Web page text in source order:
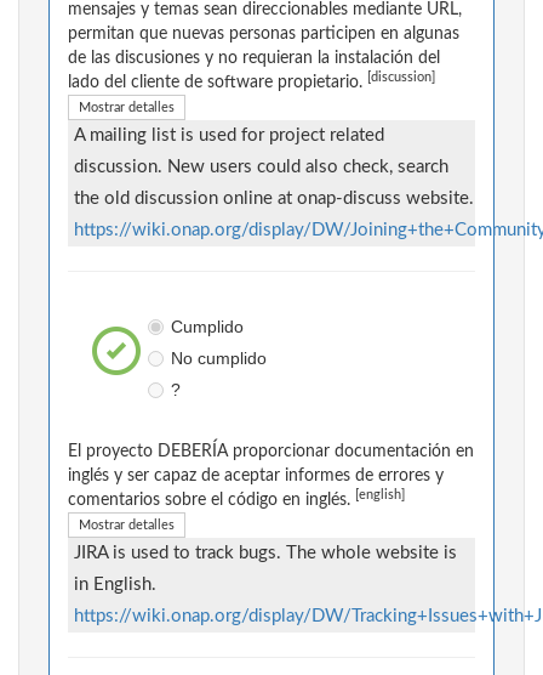
mensajes y temas sean direccionables mediante URL,
permitan que nuevas personas participen en algunas
de las discusiones y no requieran la instalación del
lado del cliente de software propietario.
[discussion]
Mostrar detalles
A mailing list is used for project related
discussion. New users could also check, search
the old discussion online at onap-discuss website.
https://wiki.onap.org/display/DW/
Cumplido
No cumplido
?
El proyecto DEBERÍA proporcionar documentación en
inglés y ser capaz de aceptar informes de errores y
comentarios sobre el código en inglés.
[english]
Mostrar detalles
JIRA is used to track bugs. The whole website is
in English.
https://wiki.onap.org/display/DW/